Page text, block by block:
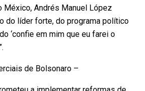
Andrés Manuel López
do líder forte, do programa político
‘confie em mim que eu farei o
de Bolsonaro –